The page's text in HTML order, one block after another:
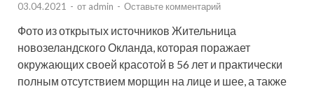
03.04.2021 - от admin - Оставьте комментарий
Фото из открытых источников Жительница
новозеландского Окланда, которая поражает
окружающих своей красотой в 56 лет и практически
полным отсутствием морщин на лице и шее, а также